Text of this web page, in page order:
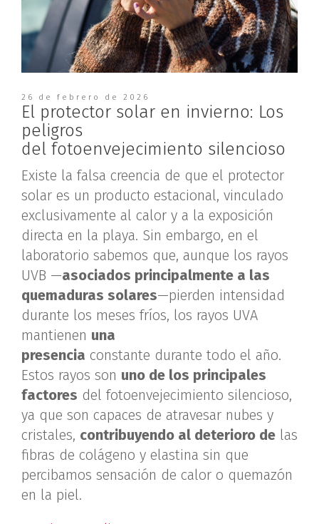
26 de febrero de 2026
El protector solar en invierno: Los
peligros
del fotoenvejecimiento silencioso
Existe la falsa creencia de que el protector
solar es un producto estacional, vinculado
exclusivamente al calor y a la exposición
directa en la playa. Sin embargo, en el
laboratorio sabemos que, aunque los rayos
UVB —asociados principalmente a las
quemaduras solares—pierden intensidad
durante los meses fríos, los rayos UVA
mantienen una
presencia constante durante todo el año.
Estos rayos son uno de los principales
factores del fotoenvejecimiento silencioso,
ya que son capaces de atravesar nubes y
cristales, contribuyendo al deterioro de las
fibras de colágeno y elastina sin que
percibamos sensación de calor o quemazón
en la piel.